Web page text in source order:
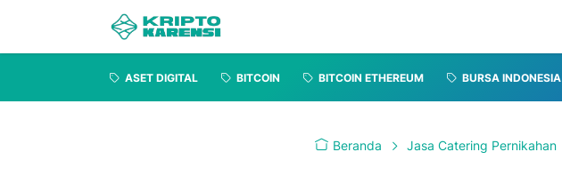
ASET DIGITAL BITCOIN BITCOIN ETHEREUM BURSA INDONESIA
Beranda Jasa Catering Pernikahan